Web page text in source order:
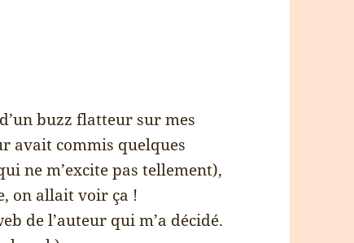
buzz flatteur sur mes
avait commis quelques
ne m’excite pas tellement),
on allait voir ça !
de l’auteur qui m’a décidé.